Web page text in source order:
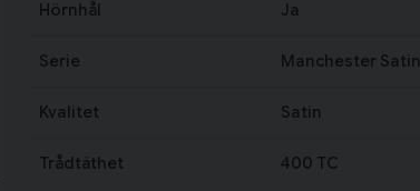
Hörnhål Ja
Serie Manchester Satin
Kvalitet Satin
Trådtäthet 400 TC